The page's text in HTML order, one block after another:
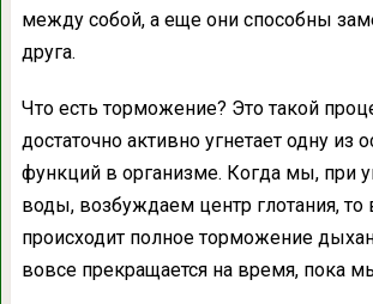
между собой, а еще они способны
друга.
Что есть торможение? Это такой
достаточно активно угнетает одну из
функций в организме. Когда мы, при
воды, возбуждаем центр глотания,
происходит полное торможение
вовсе прекращается на время, пока